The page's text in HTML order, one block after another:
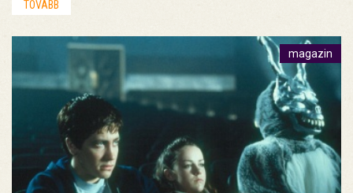
TOVÁBB
magazin